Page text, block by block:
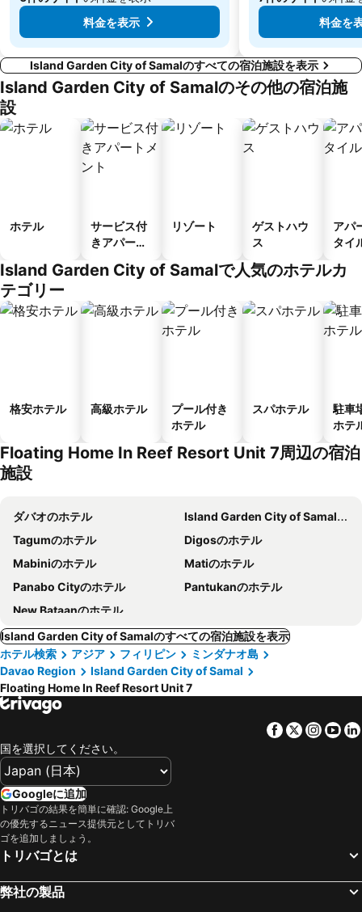
料金を表示
料金を
Island Garden City of Samalのすべての宿泊施設を表示
Island Garden City of Samalのその他の宿泊施
設
ホテル
サービス付
きアパート
リゾート
ゲストハウ
ス
アパ
タイ
Island Garden City of Samalで人気のホテルカ
テゴリー
格安ホテル 高級ホテル
プール付き
ホテル
スパホテル
駐車
ホテ
Floating Home In Reef Resort Unit 7周辺の宿泊
施設
ダバオのホテル
Island Garden City of Samalのホテル
Tagumのホテル
Digosのホテル
Mabiniのホテル
Matiのホテル
Panabo Cityのホテル
Pantukanのホテル
New Bataanのホテル
Island Garden City of Samalのすべての宿泊施設を表示
ホテル検索
アジア フィリピン
ミンダナオ島
Davao Region
Island Garden City of Samal
Floating Home In Reef Resort Unit 7
Facebook
Twitter
国を選択してください。
Googleに追加
トリバゴの結果を簡単に確認: Google上
の優先するニュース提供元としてトリバ
ゴを追加しましょう。
トリバゴとは
弊社の製品